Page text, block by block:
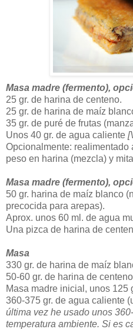
Masa madre (fermento),
25 gr. de harina de centeno.
25 gr. de harina de maíz
35 gr. de puré de frutas
Unos 40 gr. de agua caliente
Opcionalmente:
peso en harina (mezcla) y
Masa madre (fermento),
50 gr. harina de maíz blanco
precocida para arepas).
Aprox. unos 60 ml. de agua
Una pizca de harina de
Masa
330 gr. de harina de maíz
50-60 gr. de harina de
Masa madre inicial, unos 125
360-375 gr. de agua caliente
última vez he usado unos
temperatura ambiente. Si es